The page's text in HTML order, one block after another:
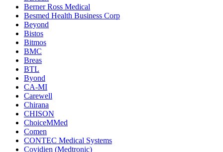
Berner Ross Medical
Besmed Health Business Corp
Beyond
Bistos
Bitmos
BMC
Breas
BTL
Byond
CA-MI
Carewell
Chirana
CHISON
ChoiceMMed
Comen
CONTEC Medical Systems
Covidien (Medtronic)